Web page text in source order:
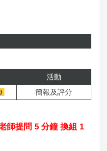
活動
簡報及評分
師提問 5 分鐘 換組 1